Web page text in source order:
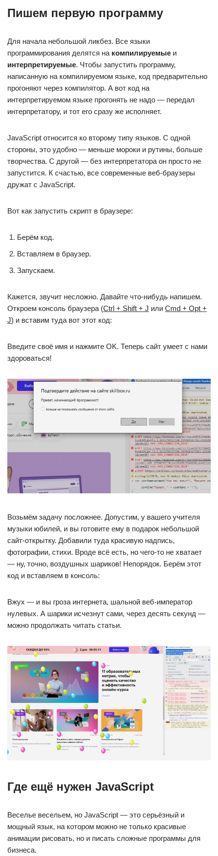
Пишем первую программу
Для начала небольшой ликбез. Все языки
программирования делятся на компилируемые и
интерпретируемые. Чтобы запустить программу,
написанную на компилируемом языке, код предварительно
прогоняют через компилятор. А вот код на
интерпретируемом языке прогонять не надо — передал
интерпретатору, и тот его сразу же исполняет.
JavaScript относится ко второму типу языков. С одной
стороны, это удобно — меньше мороки и рутины, больше
творчества. С другой — без интерпретатора он просто не
запустится. К счастью, все современные веб-браузеры
дружат c JavaScript.
Вот как запустить скрипт в браузере:
Берём код.
Вставляем в браузер.
Запускаем.
Кажется, звучит несложно. Давайте что-нибудь напишем.
Откроем консоль браузера (Ctrl + Shift + J или Cmd + Opt +
J) и вставим туда вот этот код:
Введите своё имя и нажмите OK. Теперь сайт умеет с нами
здороваться!
Возьмём задачу посложнее. Допустим, у вашего учителя
музыки юбилей, и вы готовите ему в подарок небольшой
сайт-открытку. Добавили туда красивую надпись,
фотографии, стихи. Вроде всё есть, но чего-то не хватает
— ну, точно, воздушных шариков! Непорядок. Берём этот
код и вставляем в консоль:
Вжух — и вы гроза интернета, шальной веб-император
нулевых. А шарики исчезнут сами, через десять секунд —
можно продолжать читать статьи.
Где ещё нужен JavaScript
Веселье весельем, но JavaScript — это серьёзный и
мощный язык, на котором можно не только красивые
анимации рисовать, но и писать сложные программы для
бизнеса.